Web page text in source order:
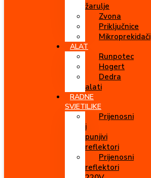
žarulje
Zvona
Priključnice
Mikroprekidači
ALAT
Runpotec
Hogert
Dedra
alati
RADNE
SVJETILJKE
Prijenosni
i
punjivi
reflektori
Prijenosni
reflektori